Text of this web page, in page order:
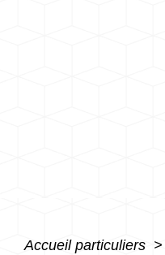
Accueil particuliers >